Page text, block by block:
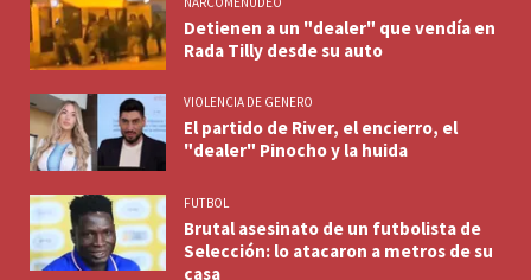
Detienen a un "dealer" que vendía en
Rada Tilly desde su auto
VIOLENCIA DE GENERO
El partido de River, el encierro, el
"dealer" Pinocho y la huida
FUTBOL
Brutal asesinato de un futbolista de
Selección: lo atacaron a metros de su
casa